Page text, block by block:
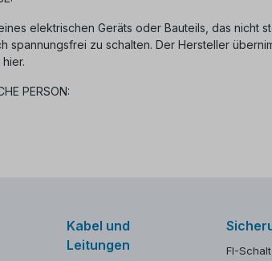
elektrischen Geräts oder Bauteils, das
spannungsfrei zu schalten. Der Hersteller
PERSON:
Kabel und
Leitungen
FI-